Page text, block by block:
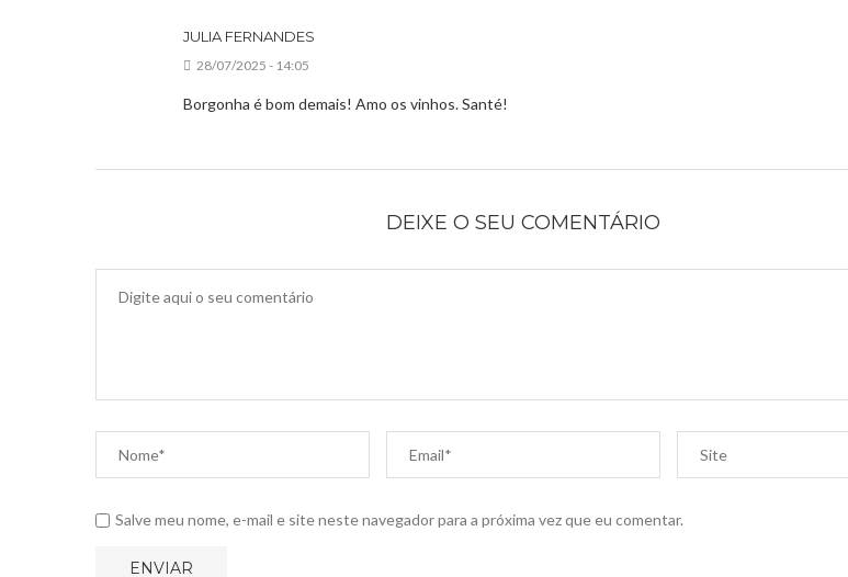
JULIA FERNANDES
28/07/2025 - 14:05
Borgonha é bom demais! Amo os vinhos. Santé!
DEIXE O SEU COMENTÁRIO
Salve meu nome, e-mail e site neste navegador para a próxima vez que eu comentar.